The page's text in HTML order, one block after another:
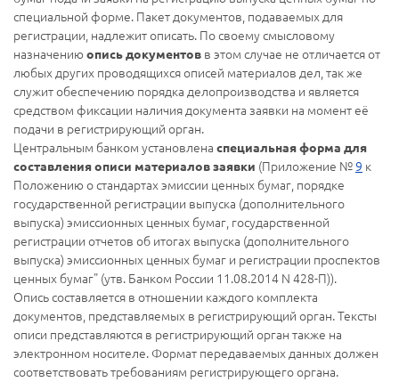
специальной форме. Пакет документов, подаваемых для
регистрации, надлежит описать. По своему смысловому
назначению опись документов в этом случае не отличается от
любых других проводящихся описей материалов дел, так же
служит обеспечению порядка делопроизводства и является
средством фиксации наличия документа заявки на момент её
подачи в регистрирующий орган.
Центральным банком установлена специальная форма для
составления описи материалов заявки (Приложение № 9 к
Положению о стандартах эмиссии ценных бумаг, порядке
государственной регистрации выпуска (дополнительного
выпуска) эмиссионных ценных бумаг, государственной
регистрации отчетов об итогах выпуска (дополнительного
выпуска) эмиссионных ценных бумаг и регистрации проспектов
ценных бумаг" (утв. Банком России 11.08.2014 N 428-П)).
Опись составляется в отношении каждого комплекта
документов, представляемых в регистрирующий орган. Тексты
описи представляются в регистрирующий орган также на
электронном носителе. Формат передаваемых данных должен
соответствовать требованиям регистрирующего органа.